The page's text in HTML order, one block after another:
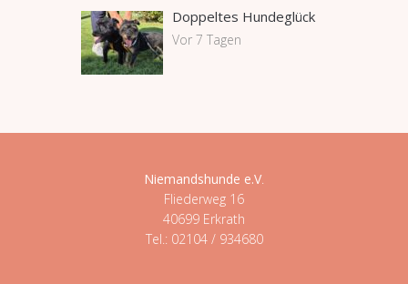
Doppeltes Hundeglück
Vor 7 Tagen
Niemandshunde e.V.
Fliederweg 16
40699 Erkrath
Tel.: 02104 / 934680